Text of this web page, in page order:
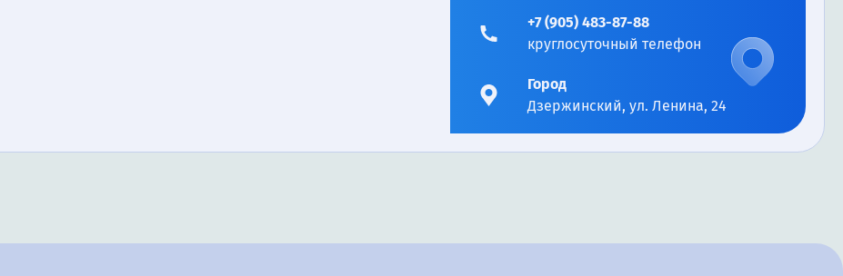
Уфа Улан-Удэ
Набережные Челны Ростов-на-Дону
Тольятти Екатеринбург
Томск Тула
+7 (905) 483-87-88
круглосуточный телефон
Город
Дзержинский, ул. Ленина, 24